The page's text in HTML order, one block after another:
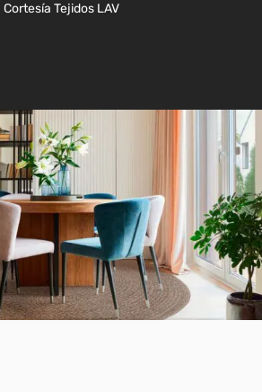
Cortesía Tejidos LAV